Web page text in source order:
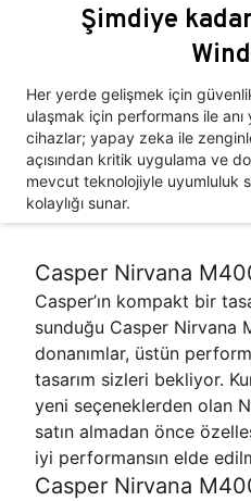
Şimdiye
Her yerde gelişmek için
ulaşmak için performans ile anı
cihazlar; yapay zeka ile
açısından kritik uygulama ve
mevcut teknolojiyle uyumluluk
kolaylığı sunar.
Casper Nirvana
Casper’ın kompakt bir
sunduğu Casper Nirvana
donanımlar, üstün
tasarım sizleri bekliyor.
yeni seçeneklerden olan
satın almadan önce
iyi performansın elde
Casper Nirvana